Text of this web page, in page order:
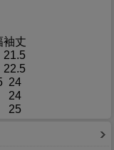
袖丈
21.5
22.5
24
24
25